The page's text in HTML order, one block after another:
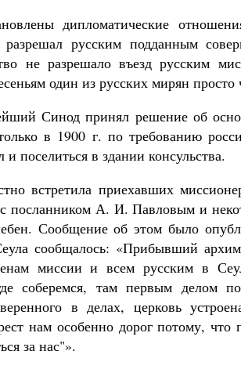
дипломатические
разрешал русским подданным
не разрешало въезд русским
один из русских мирян
Синод принял решение об
в 1900 г. по требованию
поселиться в здании консульства.
встретила приехавших
с посланником А. И. Павловым и
Сообщение об этом было
сообщалось: «Прибывший
миссии и всем русским в
соберемся, там первым делом
в делах, церковь
нам особенно дорог потому,
за нас"».